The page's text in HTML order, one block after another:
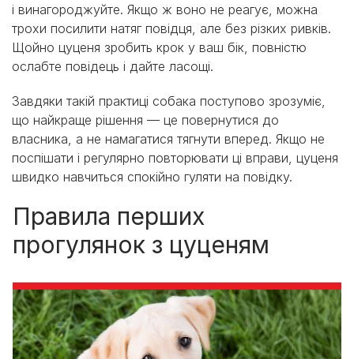
і винагороджуйте. Якщо ж воно не реагує, можна
трохи посилити натяг повідця, але без різких ривків.
Щойно цуценя зробить крок у ваш бік, повністю
ослабте повідець і дайте ласощі.
Завдяки такій практиці собака поступово зрозуміє,
що найкраще рішення — це повернутися до
власника, а не намагатися тягнути вперед. Якщо не
поспішати і регулярно повторювати ці вправи, цуценя
швидко навчиться спокійно гуляти на повідку.
Правила перших
прогулянок з цуценям